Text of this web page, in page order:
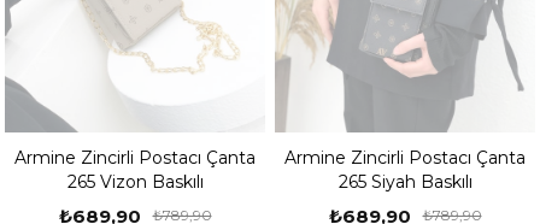
Armine Zincirli Postacı Çanta
265 Vizon Baskılı
₺689,90 ₺789,90
Armine Zincirli Postacı Çanta
265 Siyah Baskılı
₺689,90 ₺789,90